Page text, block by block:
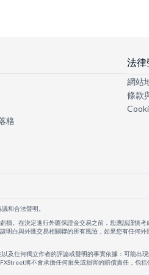
格
法律
網站
條款
和合法聲明。
。在決定進行外匯保證金交易之前，您應該謹慎
白與外匯交易相關聯的所有風險，如果您有任何
任何獨立作者的評論或聲明的事實依據：可能出
將不會承擔任何損失或損害的賠償責任，包